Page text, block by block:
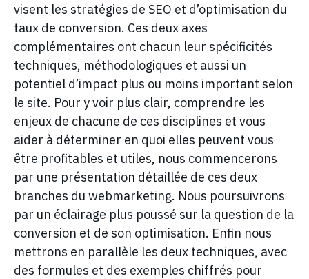
visent les stratégies de SEO et d’optimisation du
taux de conversion. Ces deux axes
complémentaires ont chacun leur spécificités
techniques, méthodologiques et aussi un
potentiel d’impact plus ou moins important selon
le site. Pour y voir plus clair, comprendre les
enjeux de chacune de ces disciplines et vous
aider à déterminer en quoi elles peuvent vous
être profitables et utiles, nous commencerons
par une présentation détaillée de ces deux
branches du webmarketing. Nous poursuivrons
par un éclairage plus poussé sur la question de la
conversion et de son optimisation. Enfin nous
mettrons en parallèle les deux techniques, avec
des formules et des exemples chiffrés pour